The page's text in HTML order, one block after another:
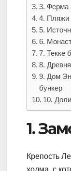
3. Ферма
4. Пляжи
5.
6.
7. Текке
8.
9. Дом
бункер
10.
1.
Крепость
холма, с